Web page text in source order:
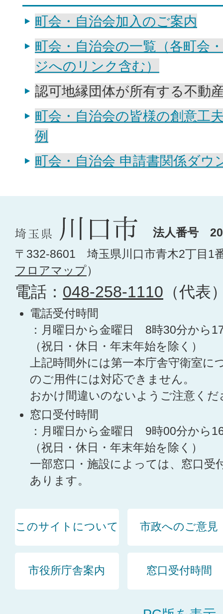
町会・自治会加入のご案内
町会・自治会の一覧（各町会
ジへのリンク含む）
認可地縁団体が所有する不動
町会・自治会の皆様の創意工
例
町会・自治会 申請書関係ダウ
法人番号
〒332-8601 埼玉県川口市青木2丁目1
フロアマップ）
電話： 048-258-1110 （代表
電話受付時間
：月曜日から金曜日 8時30分から
（祝日・休日・年末年始を除く）
上記時間外には第一本庁舎守衛室に
のご用件には対応できません。
おかけ間違いのないようご注意くだ
窓口受付時間
：月曜日から金曜日 9時00分から
（祝日・休日・年末年始を除く）
一部窓口・施設によっては、窓口受
あります。
このサイトについて 市政へのご意見
市役所庁舎案内 窓口受付時間